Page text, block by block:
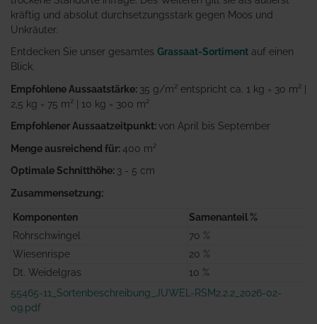
kräftig und absolut durchsetzungsstark gegen Moos und
Unkräuter.
Entdecken Sie unser gesamtes Grassaat-Sortiment auf einen
Blick.
Empfohlene Aussaatstärke: 35 g/m² entspricht ca. 1 kg = 30 m² |
2,5 kg = 75 m² | 10 kg = 300 m²
Empfohlener Aussaatzeitpunkt:von April bis September
Menge ausreichend für:400 m²
Optimale Schnitthöhe: 3 - 5 cm
Zusammensetzung:
Komponenten
Samenanteil %
Rohrschwingel
70 %
Wiesenrispe
20 %
Dt. Weidelgras
10 %
55465-11_Sortenbeschreibung_JUWEL-RSM2.2.2_2026-02-
09.pdf